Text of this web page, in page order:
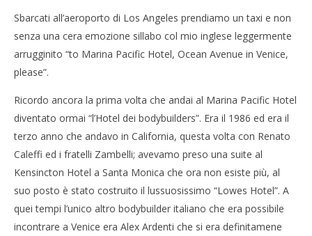
Sbarcati all’aeroporto di Los Angeles prendiamo un taxi e non
senza una cera emozione sillabo col mio inglese leggermente
arrugginito “to Marina Pacific Hotel, Ocean Avenue in Venice,
please”.
Ricordo ancora la prima volta che andai al Marina Pacific Hotel
diventato ormai “l’Hotel dei bodybuilders”. Era il 1986 ed era il
terzo anno che andavo in California, questa volta con Renato
Caleffi ed i fratelli Zambelli; avevamo preso una suite al
Kensincton Hotel a Santa Monica che ora non esiste più, al
suo posto è stato costruito il lussuosissimo “Lowes Hotel”. A
quei tempi l’unico altro bodybuilder italiano che era possibile
incontrare a Venice era Alex Ardenti che si era definitamene